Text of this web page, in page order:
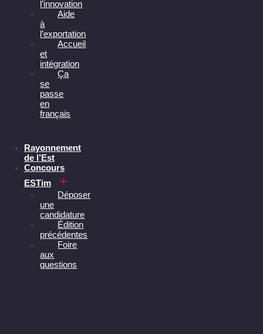
l’innovation
Aide
à
l’exportation
Accueil
et
intégration
Ça
se
passe
en
français
Rayonnement
de l’Est
Concours
ESTim
Déposer
une
candidature
Édition
précédentes
Foire
aux
questions